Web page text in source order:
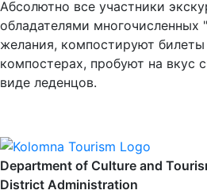
Абсолютно все участники
обладателями многочисленных
желания, компостируют
компостерах, пробуют на вкус
виде леденцов.
Department of Culture and
District Administration